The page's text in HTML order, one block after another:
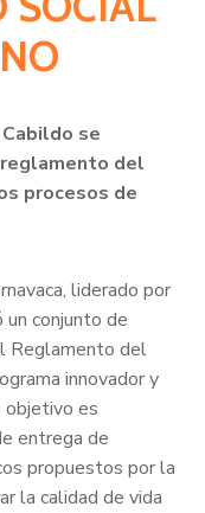
se
del
procesos de
liderado por
conjunto de
Reglamento del
innovador y
objetivo es
entrega de
propuestos por la
la calidad de vida